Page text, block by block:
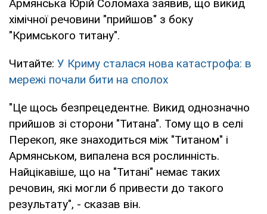
Армянська Юрій Соломаха заявив, що викид
хімічної речовини "прийшов" з боку
"Кримського титану".
Читайте: У Криму сталася нова катастрофа: в
мережі почали бити на сполох
"Це щось безпрецедентне. Викид однозначно
прийшов зі сторони "Титана". Тому що в селі
Перекоп, яке знаходиться між "Титаном" і
Армянськом, випалена вся рослинність.
Найцікавіше, що на "Титані" немає таких
речовин, які могли б привести до такого
результату", - сказав він.